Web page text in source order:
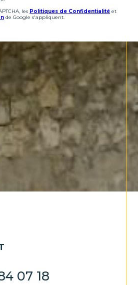
les Politiques de Confidentialité et
de Google s'appliquent.
07 18